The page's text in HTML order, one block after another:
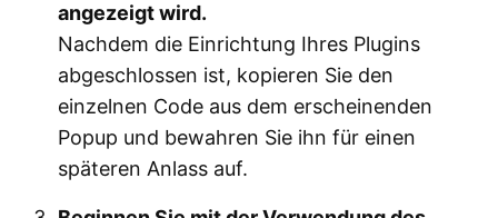
angezeigt wird.
Nachdem die Einrichtung Ihres Plugins
abgeschlossen ist, kopieren Sie den
einzelnen Code aus dem erscheinenden
Popup und bewahren Sie ihn für einen
späteren Anlass auf.